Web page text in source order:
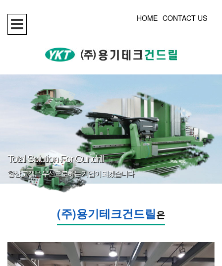
HOME CONTACT US
Total Solution For Gundrill
항상 고객을 우선으로하는 기업이 되겠습니다
Total Solution For Gundrill
항상 고객을 우선으로하는 기업이 되겠습니다
(주)용기테크건드릴은